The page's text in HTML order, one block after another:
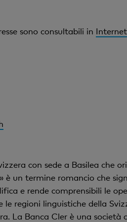
sono consultabili in Internet
con sede a Basilea
è un termine romancio che
e rende comprensibili le
le regioni linguistiche della
La Banca Cler è una